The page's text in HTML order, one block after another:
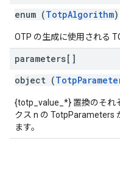
enum (TotpAlgorithm)
OTP の生成に使用される
parameters[]
object (
{totp_value_*} 置換のそれ
クス n の TotpParameters
ます。